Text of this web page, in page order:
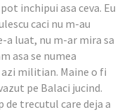
inchipui asa ceva. Eu
caci nu m-au
a luat, nu m-ar mira sa
asa se numea
militian. Maine o fi
pe Balaci jucind.
trecutul care deja a